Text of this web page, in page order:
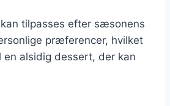
tilpasses efter sæsonens
præferencer, hvilket
alsidig dessert, der kan